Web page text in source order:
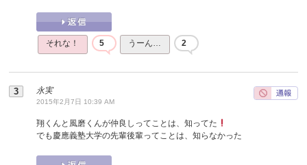
それな！ 5 うーん… 2
永実
2015年2月7日 10:39 AM
翔くんと風磨くんが仲良しってことは、知ってた
でも慶應義塾大学の先輩後輩ってことは、知らなかった